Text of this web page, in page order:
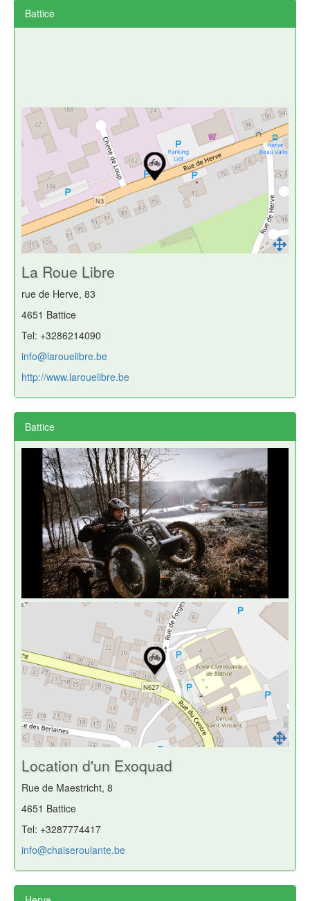
Battice
La Roue Libre
rue de Herve, 83
4651 Battice
Tel: +3286214090
info@larouelibre.be
http://www.larouelibre.be
Battice
Location d'un Exoquad
Rue de Maestricht, 8
4651 Battice
Tel: +3287774417
info@chaiseroulante.be